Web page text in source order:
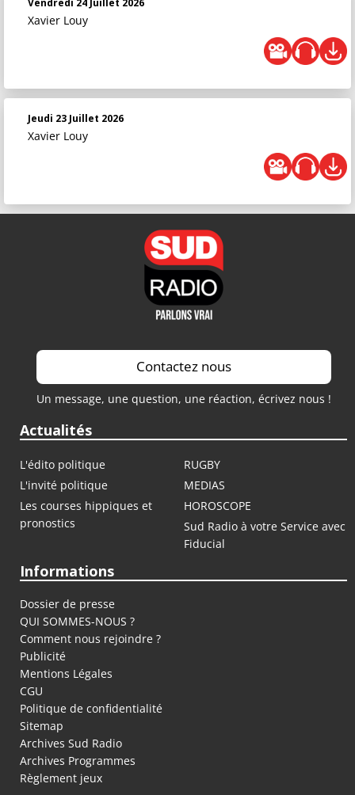
Vendredi 24 Juillet 2026
Xavier Louy
Jeudi 23 Juillet 2026
Xavier Louy
Contactez nous
Un message, une question, une réaction, écrivez nous !
Actualités
L'édito politique
RUGBY
L'invité politique
MEDIAS
Les courses hippiques et
pronostics
HOROSCOPE
Sud Radio à votre Service avec
Fiducial
Informations
Dossier de presse
QUI SOMMES-NOUS ?
Comment nous rejoindre ?
Publicité
Mentions Légales
CGU
Politique de confidentialité
Sitemap
Archives Sud Radio
Archives Programmes
Règlement jeux